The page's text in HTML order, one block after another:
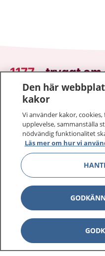
1177–tryggt om
På 1177.se får du råd
Logga in för att läsa din
vårdärenden. Ring
sjukvårdsrådgivning
1177 ger dig råd när du
1177 på flera språk
Om 1177
Den här
kakor
Vi använder kakor,
upplevelse, sammanställa
nödvändig funktionalitet
Läs mer om hur vi